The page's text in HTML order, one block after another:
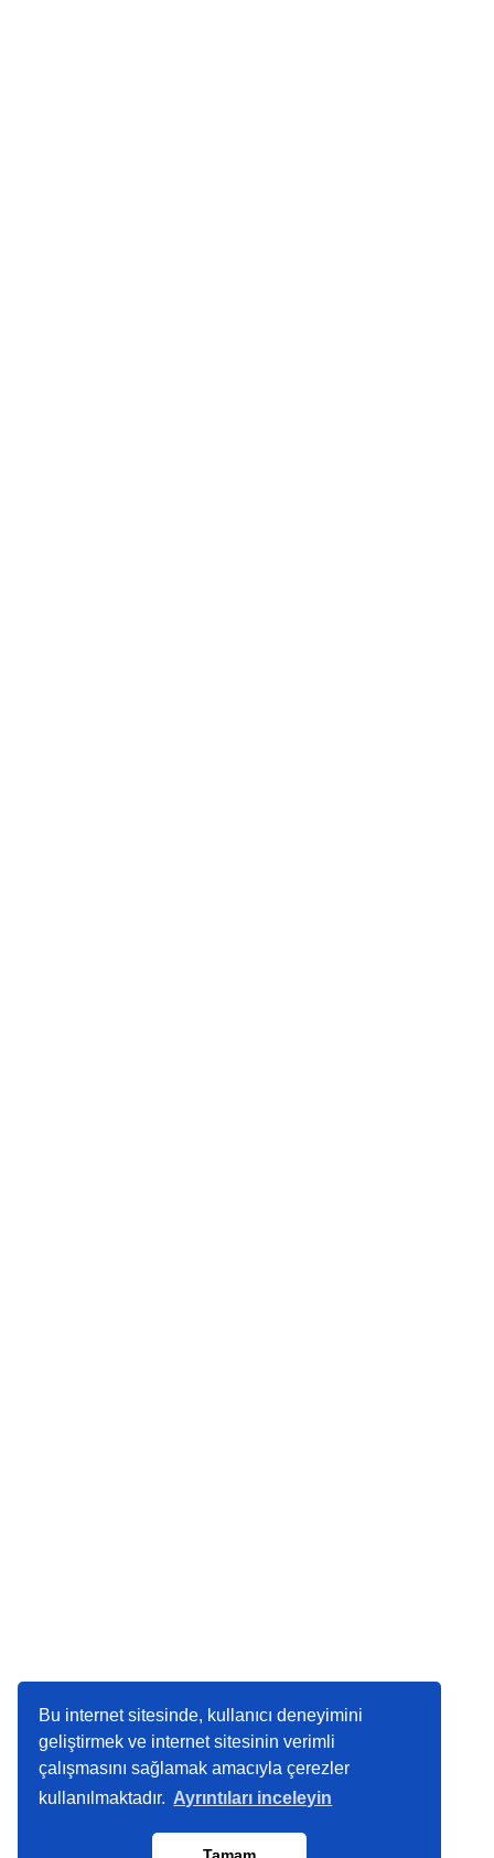
Bu internet sitesinde, kullanıcı deneyimini
geliştirmek ve internet sitesinin verimli
çalışmasını sağlamak amacıyla çerezler
kullanılmaktadır. Ayrıntıları inceleyin